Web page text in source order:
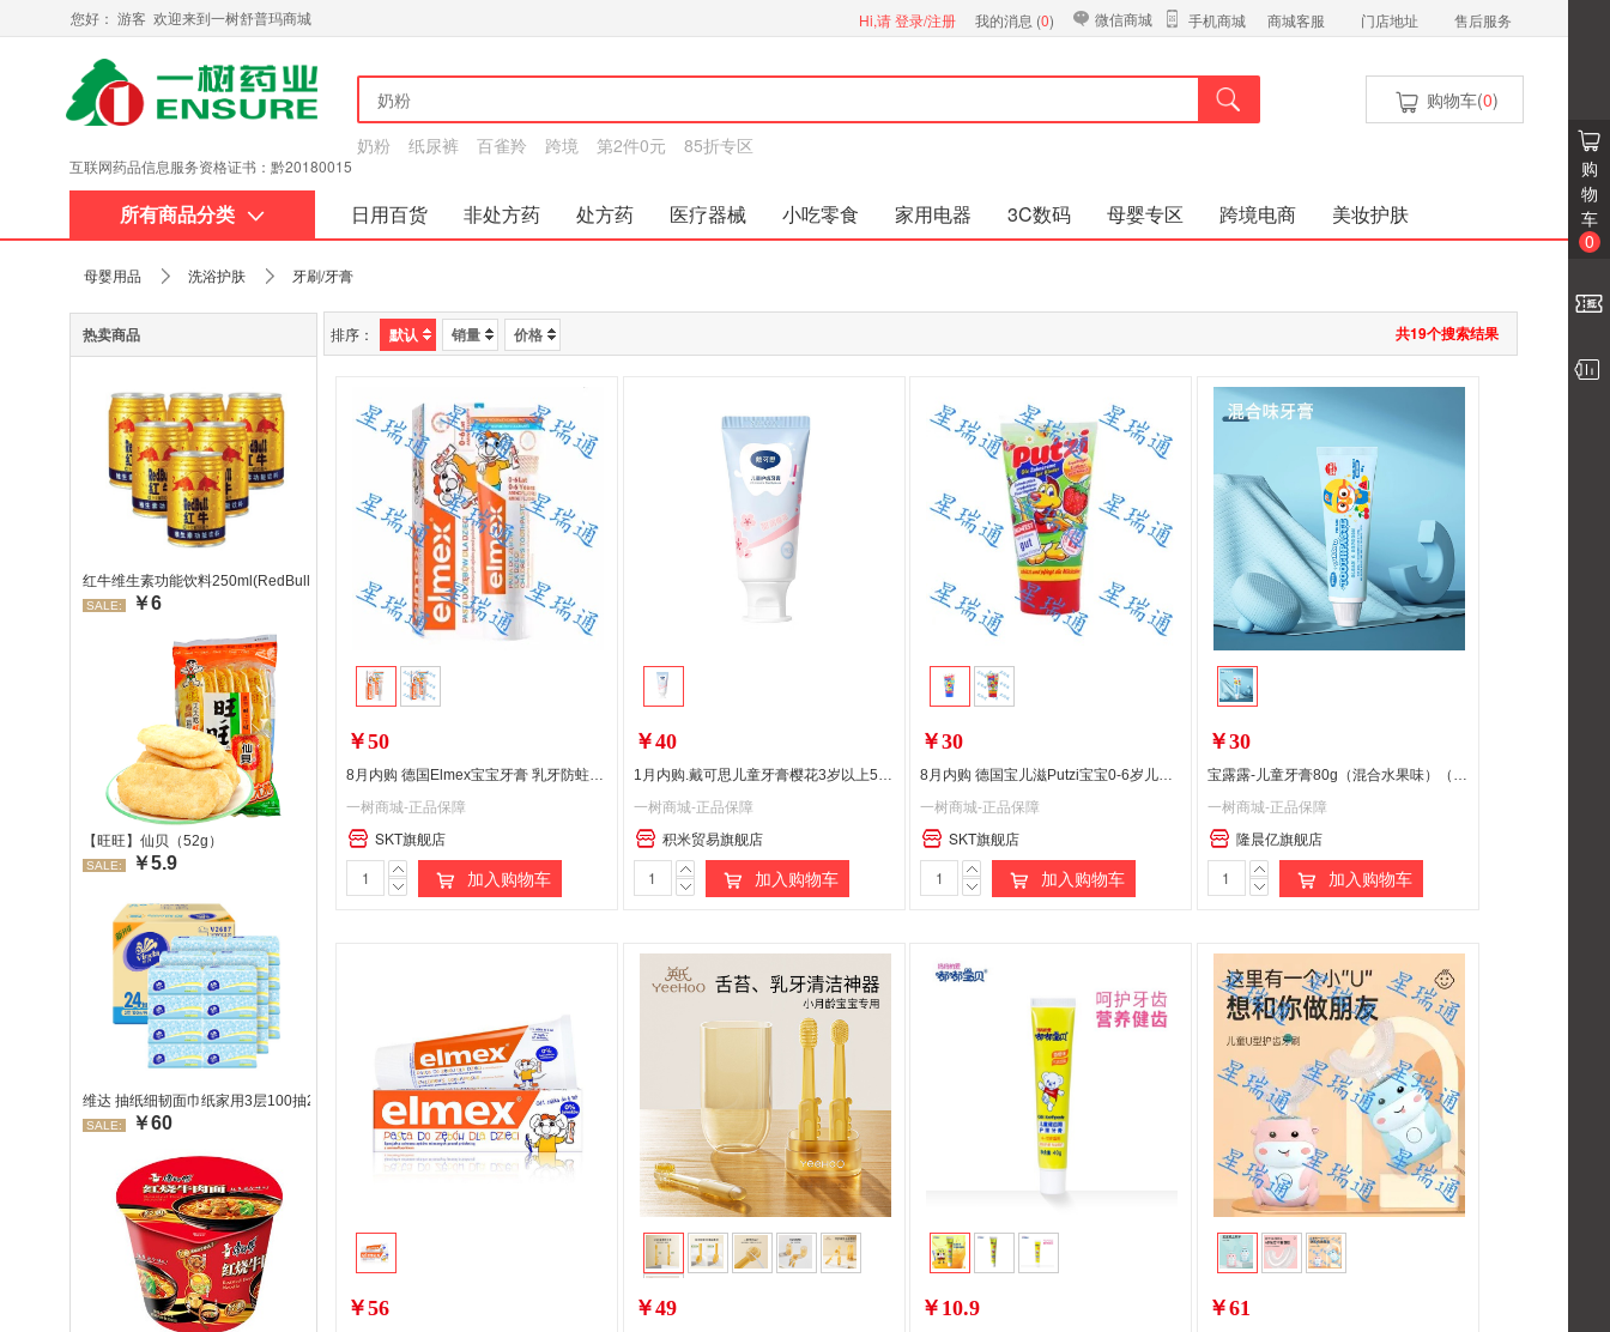
您好： 游客 欢迎来到一树舒普玛商城 Hi,请登录/注册 我的消息 (0) 微信商城 手机商城 商城客服 门店地址 售后服务
互联网药品信息服务资格证书：黔20180015
奶粉 纸尿裤 百雀羚 跨境 第2件0元 85折专区
购物车(0)
所有商品分类 日用百货 非处方药 处方药 医疗器械 小吃零食 家用电器 3C数码 母婴专区 跨境电商
美妆护肤
购
物
车
0
母婴用品 洗浴护肤 牙刷/牙膏
热卖商品
红牛维生素功能饮料250ml(RedBull/红牛)
SALE: ￥6
【旺旺】仙贝（52g）
SALE: ￥5.9
维达 抽纸细韧面巾纸家用3层100抽24包/箱 超值装 偏远地区不发货偏远地区:(含新疆、西藏、内蒙古、宁夏、海南、青海)不发货
SALE: ￥60
排序： 默认 销量 价格 共19个搜索结果
￥50
8月内购 德国Elmex宝宝牙膏 乳牙防蛀含氟儿童牙膏婴幼儿口腔清洁护理 50ml/61g 0-6岁适用偏远地区(含新疆、西藏、内蒙古、甘肃、青海、宁夏)不发货
一树商城-正品保障
SKT旗舰店
加入购物车
￥40
1月内购.戴可思儿童牙膏樱花3岁以上50g*2支偏远地区:(含新疆、西藏、内蒙古、宁夏、海南、青海)不发货
一树商城-正品保障
积米贸易旗舰店
加入购物车
￥30
8月内购 德国宝儿滋Putzi宝宝0-6岁儿童牙膏红色草莓味50ml口腔清洁护理防蛀牙温和含氟偏远地区(含新疆、西藏、内蒙古、甘肃、青海、宁夏)不发货
一树商城-正品保障
SKT旗舰店
加入购物车
￥30
宝露露-儿童牙膏80g（混合水果味）（已发货拦截拒收快递，需客户承担运费）
一树商城-正品保障
隆晨亿旗舰店
加入购物车
￥56 ￥49 ￥10.9 ￥61